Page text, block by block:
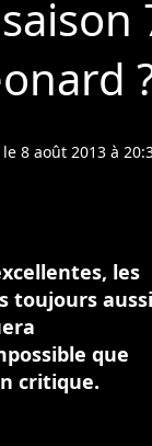
?
8 août 2013 à
les
toujours aussi
que
critique.